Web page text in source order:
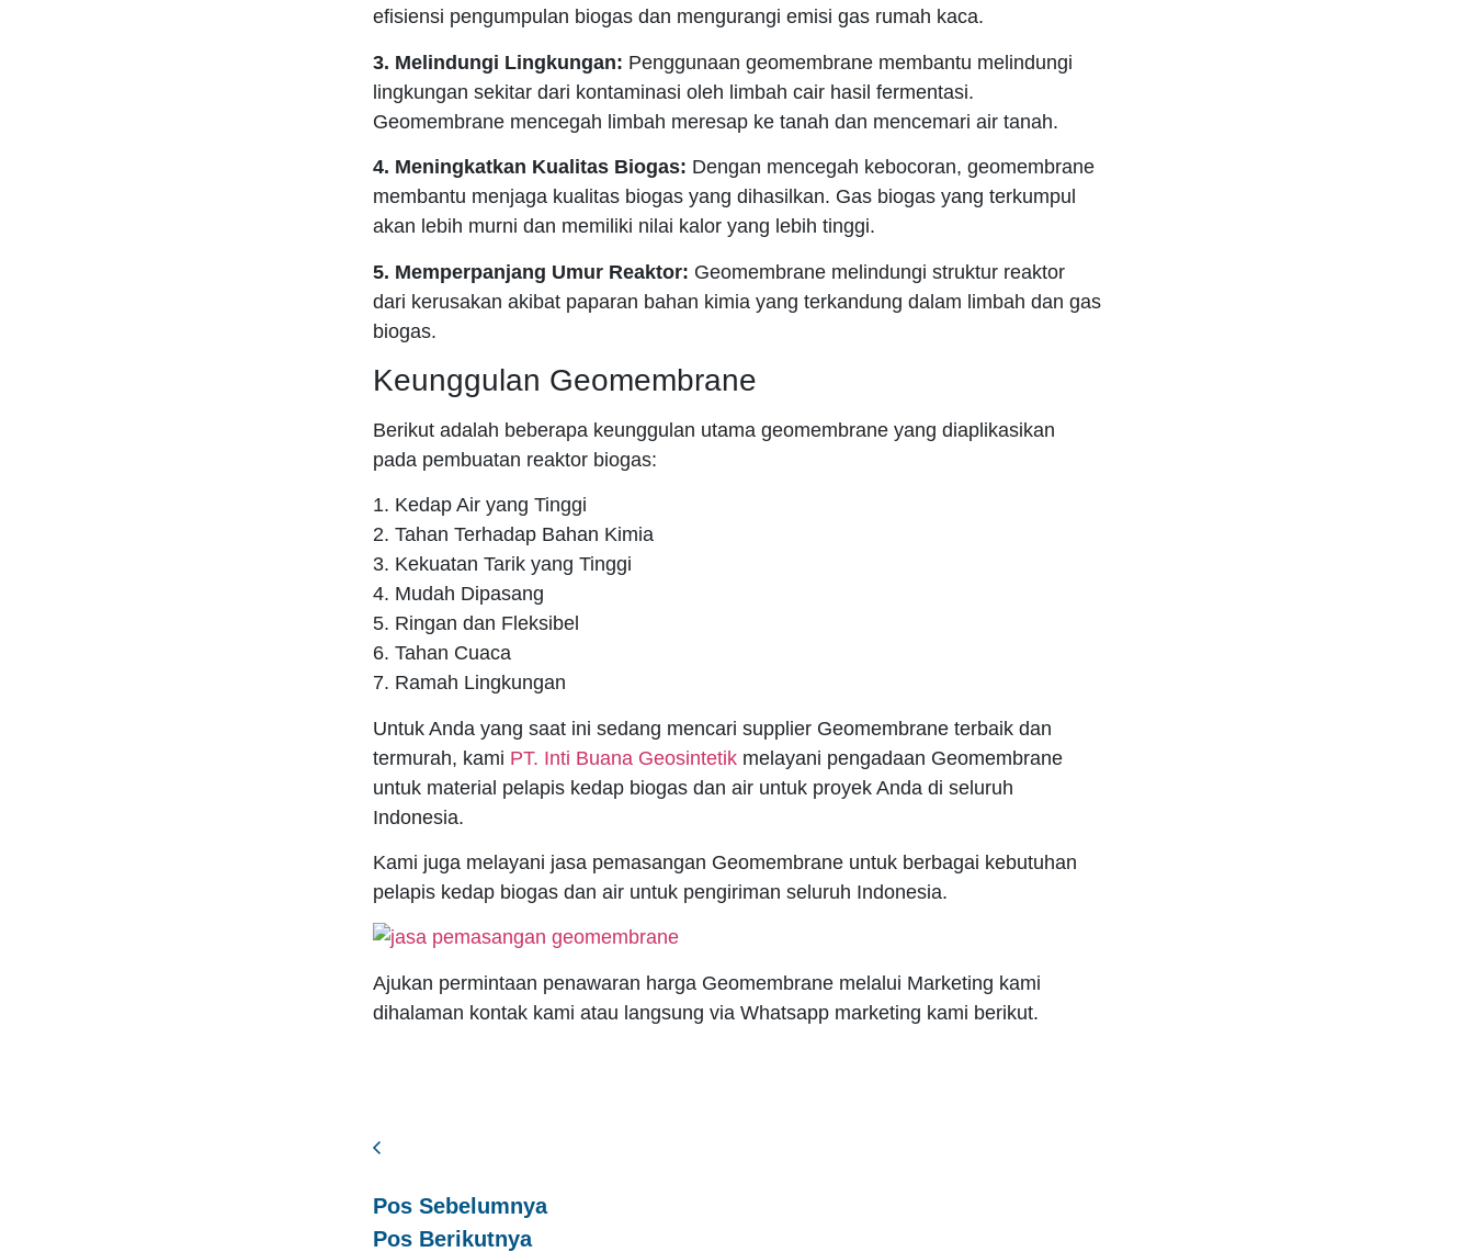
efisiensi pengumpulan biogas dan mengurangi emisi gas rumah kaca.
3. Melindungi Lingkungan: Penggunaan geomembrane membantu melindungi
lingkungan sekitar dari kontaminasi oleh limbah cair hasil fermentasi.
Geomembrane mencegah limbah meresap ke tanah dan mencemari air tanah.
4. Meningkatkan Kualitas Biogas: Dengan mencegah kebocoran, geomembrane
membantu menjaga kualitas biogas yang dihasilkan. Gas biogas yang terkumpul
akan lebih murni dan memiliki nilai kalor yang lebih tinggi.
5. Memperpanjang Umur Reaktor: Geomembrane melindungi struktur reaktor
dari kerusakan akibat paparan bahan kimia yang terkandung dalam limbah dan gas
biogas.
Keunggulan Geomembrane
Berikut adalah beberapa keunggulan utama geomembrane yang diaplikasikan
pada pembuatan reaktor biogas:
1. Kedap Air yang Tinggi
2. Tahan Terhadap Bahan Kimia
3. Kekuatan Tarik yang Tinggi
4. Mudah Dipasang
5. Ringan dan Fleksibel
6. Tahan Cuaca
7. Ramah Lingkungan
Untuk Anda yang saat ini sedang mencari supplier Geomembrane terbaik dan
termurah, kami PT. Inti Buana Geosintetik melayani pengadaan Geomembrane
untuk material pelapis kedap biogas dan air untuk proyek Anda di seluruh
Indonesia.
Kami juga melayani jasa pemasangan Geomembrane untuk berbagai kebutuhan
pelapis kedap biogas dan air untuk pengiriman seluruh Indonesia.
Ajukan permintaan penawaran harga Geomembrane melalui Marketing kami
dihalaman kontak kami atau langsung via Whatsapp marketing kami berikut.
Pos Sebelumnya
Pos Berikutnya